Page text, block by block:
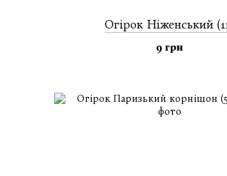
Огiрок Ніженський
9 грн